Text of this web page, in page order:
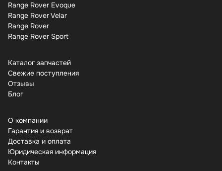
Range Rover Evoque
Range Rover Velar
Range Rover
Range Rover Sport
Каталог запчастей
Свежие поступления
Отзывы
Бло
О компании
Гарантия и возврат
Доставка и оплата
Юридическая информация
Контакты